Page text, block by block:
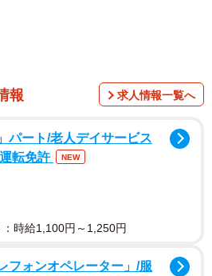
報 求人情報一覧へ
パート/老人デイサービス
転免許
NEW
時給1,100円～1,250円
フォンオペレーター」/服